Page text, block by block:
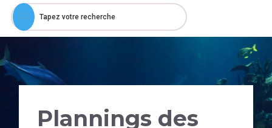
Plannings des